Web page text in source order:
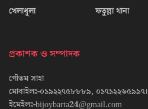
খেলাধূলা
ফতুল্লা থানা
প্রকাশক ও সম্পাদক
গৌতম সাহা
মোবাইলঃ-০১৯২২৭৫৮৮৮৯, ০১৭১২২৬৫৯৯৭।
ইমেইলঃ-bijoybarta24@gmail.com